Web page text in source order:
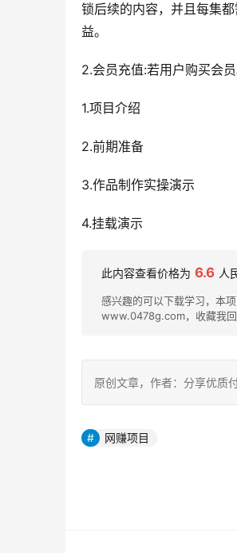
锁后续的内容，并且每集
益。
2.会员充值:若用户购买会
1.项目介绍
2.前期准备
3.作品制作实操演示
4.挂载演示
此内容查看价格为 6.6 人
感兴趣的可以下载学习，本
www.0478g.com，收藏我
原创文章，作者：分享优
网赚项目